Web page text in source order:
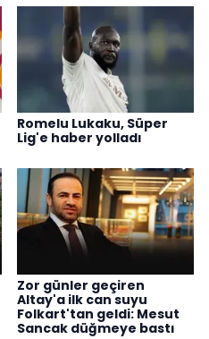
Romelu Lukaku, Süper
Lig'e haber yolladı
Zor günler geçiren
Altay'a ilk can suyu
Folkart'tan geldi: Mesut
Sancak düğmeye bastı